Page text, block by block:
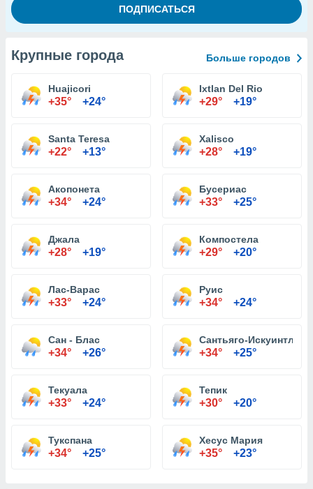
Крупные города Больше городов
Huajicori
+35° +24°
Ixtlan Del Rio
+29° +19°
Santa Teresa
+22° +13°
Xalisco
+28° +19°
Акопонета
+34° +24°
Бусериас
+33° +25°
Джала
+28° +19°
Компостела
+29° +20°
Лас-Варас
+33° +24°
Руис
+34° +24°
Сан - Блас
+34° +26°
Сантьяго-Искуинтла
+34° +25°
Текуала
+33° +24°
Тепик
+30° +20°
Тукспана
+34° +25°
Хесус Мария
+35° +23°